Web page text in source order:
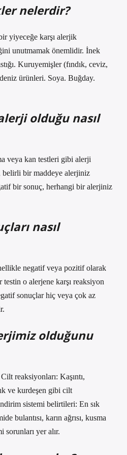
nelerdir?
yiyeceğe karşı alerjik
unutmamak önemlidir. İnek
Kuruyemişler (fındık, ceviz,
ürünleri. Soya. Buğday.
olduğu nasıl
veya kan testleri gibi alerji
belirli bir maddeye alerjiniz
bir sonuç, herhangi bir alerjiniz
nasıl
negatif veya pozitif olarak
o alerjene karşı reaksiyon
sonuçlar hiç veya çok az
olduğunu
reaksiyonları: Kaşıntı,
ve kurdeşen gibi cilt
sistemi belirtileri: En sık
bulantısı, karın ağrısı, kusma
yer alır.